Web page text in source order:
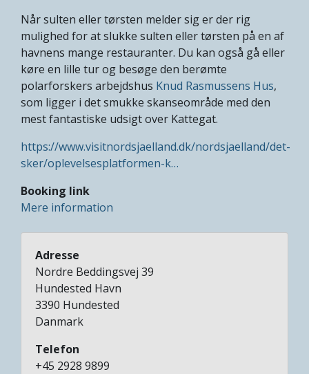
Når sulten eller tørsten melder sig er der rig
mulighed for at slukke sulten eller tørsten på en af
havnens mange restauranter. Du kan også gå eller
køre en lille tur og besøge den berømte
polarforskers arbejdshus Knud Rasmussens Hus,
som ligger i det smukke skanseområde med den
mest fantastiske udsigt over Kattegat.
https://www.visitnordsjaelland.dk/nordsjaelland/det-
sker/oplevelsesplatformen-k…
Booking link
Mere information
Adresse
Nordre Beddingsvej 39
Hundested Havn
3390 Hundested
Danmark
Telefon
+45 2928 9899